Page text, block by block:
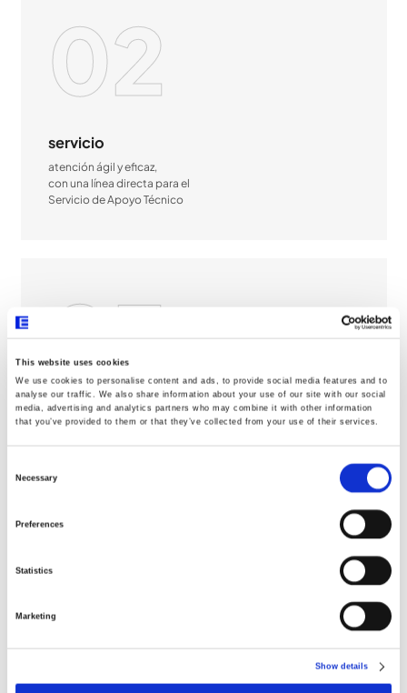
This website uses cookies
We use cookies to personalise content and ads, to provide social media features and to
analyse our traffic. We also share information about your use of our site with our social
media, advertising and analytics partners who may combine it with other information
that you’ve provided to them or that they’ve collected from your use of their services.
Necessary
Preferences
Statistics
Marketing
Show details
02
servicio
atención ágil y eficaz,
con una línea directa para el
Servicio de Apoyo Técnico
03
calidad
riguroso control,
hasta el uso
04